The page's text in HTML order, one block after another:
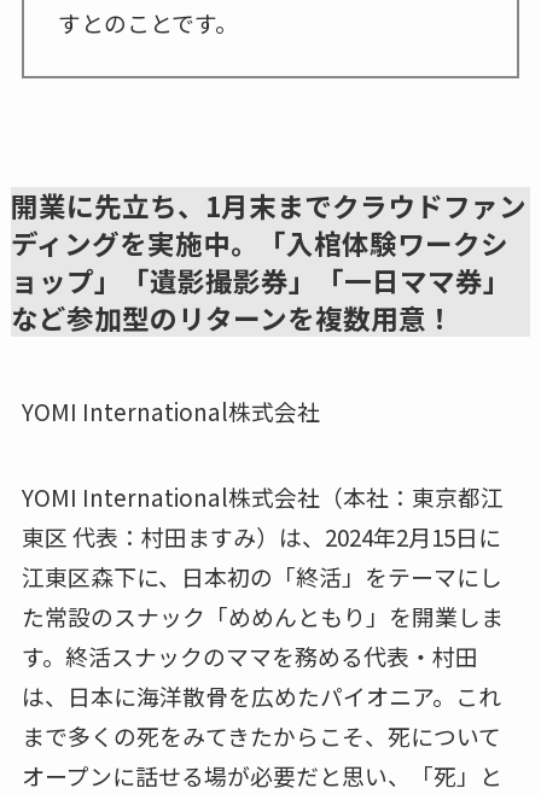
すとのことです。
開業に先立ち、1月末までクラウドファン
ディングを実施中。「入棺体験ワークシ
ョップ」「遺影撮影券」「一日ママ券」
など参加型のリターンを複数用意！
YOMI International株式会社
YOMI International株式会社（本社：東京都江
東区 代表：村田ますみ）は、2024年2月15日に
江東区森下に、日本初の「終活」をテーマにし
た常設のスナック「めめんともり」を開業しま
す。終活スナックのママを務める代表・村田
は、日本に海洋散骨を広めたパイオニア。これ
まで多くの死をみてきたからこそ、死について
オープンに話せる場が必要だと思い、「死」と